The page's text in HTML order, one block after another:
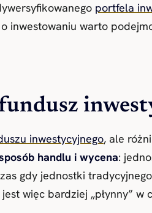
portfela
warto
inwestycyjnego, ale
handlu i wycena:
gdy jednostki
więc bardziej „płynny”